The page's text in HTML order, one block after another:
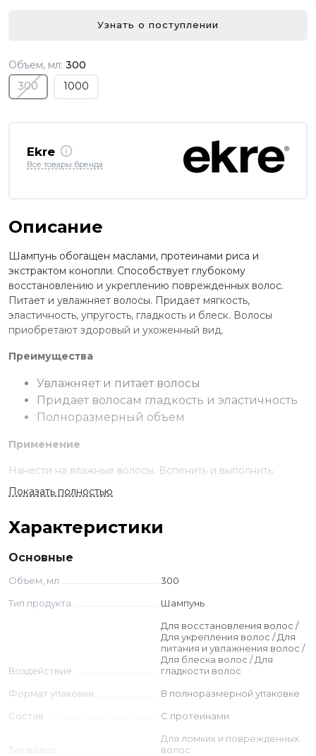
Узнать о поступлении
Объем, мл: 300
300
1000
Ekre
Все товары бренда
Описание
Шампунь обогащен маслами, протеинами риса и
экстрактом конопли. Способствует глубокому
восстановлению и укреплению поврежденных волос.
Питает и увлажняет волосы. Придает мягкость,
эластичность, упругость, гладкость и блеск. Волосы
приобретают здоровый и ухоженный вид.
Преимущества
Увлажняет и питает волосы
Придает волосам гладкость и эластичность
Полноразмерный объем
Применение
Нанести на влажные волосы. Вспенить и выполнить
легкий массаж пальцами. Смыть. При необходимости
повторить.
Ингредиенты
Протеины риса
Масло риса
Chloride, Parfum, Cocamidopropyl Betaine, Dmdm
Hydantoin, Styrene/Acrylates Copolymer, Citric Acid,
Tetrasodium Edta, Polyquaternium-7, Limonene, Oryza
Sativa Bran Oil, Hydrolyzed Rice Protein, Hydrolyzed Hemp
Seed Extract, Methylchloroisothiazolinone,
Methylisothiazolinone.
Показать полностью
Характеристики
Основные
Объем, мл
300
Тип продукта
Шампунь
Воздействие
Для восстановления волос /
Для укрепления волос / Для
питания и увлажнения волос /
Для блеска волос / Для
гладкости волос
Формат упаковки
В полноразмерной упаковке
Состав
С протеинами
Тип волос
Для ломких и поврежденных
волос